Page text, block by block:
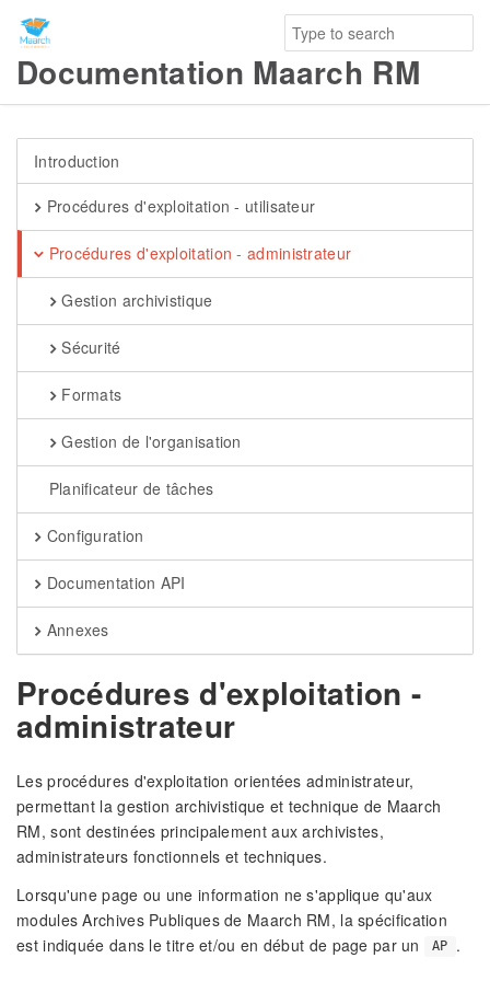
Documentation Maarch RM
Introduction
Procédures d'exploitation - utilisateur
Procédures d'exploitation - administrateur
Gestion archivistique
Sécurité
Formats
Gestion de l'organisation
Planificateur de tâches
Configuration
Documentation API
Annexes
Procédures d'exploitation -
administrateur
Les procédures d'exploitation orientées administrateur,
permettant la gestion archivistique et technique de Maarch
RM, sont destinées principalement aux archivistes,
administrateurs fonctionnels et techniques.
Lorsqu'une page ou une information ne s'applique qu'aux
modules Archives Publiques de Maarch RM, la spécification
est indiquée dans le titre et/ou en début de page par un
AP .